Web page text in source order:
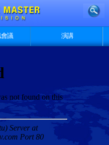
議 演講